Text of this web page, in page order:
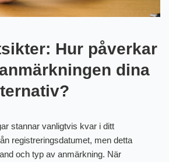
Hur påverkar
dina
stannar vanligtvis kvar i ditt
registreringsdatumet, men detta
och typ av anmärkning. När